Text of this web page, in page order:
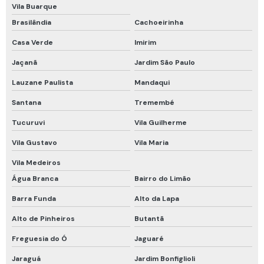
Macacão de proteção química
Manutenção de cilindros de ar respirável
Manutenção de detector de gases
Máscara descartável pff2
Máscara descartável pff2 com carvão ativado
Máscara descartável pff2 n95
Proteção em altura cinto de segurança
Proteção química tipo 5 e 6
Proteção respiratória
Vila Buarque
Brasilândia
Cachoeirinha
Casa Verde Imirim
Jaçanã Jardim São Paulo
Lauzane Paulista Mandaqui
Santana Tremembé
Tucuruvi Vila Guilherme
Vila Gustavo Vila Maria
Vila Medeiros
Água Branca
Bairro do Limão
Barra Funda Alto da Lapa
Alto de Pinheiros Butantã
Freguesia do Ó Jaguaré
Jaraguá Jardim Bonfiglioli